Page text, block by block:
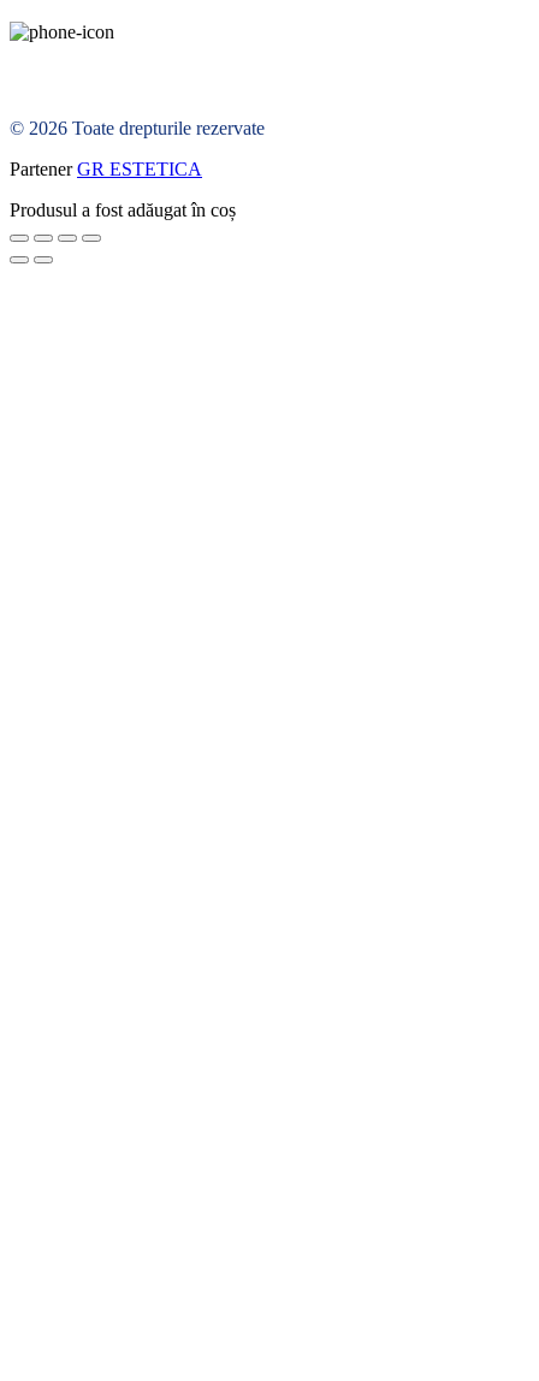
© 2026 Toate drepturile rezervate
PartenerGR ESTETICA
Produsul a fost adăugat în coș